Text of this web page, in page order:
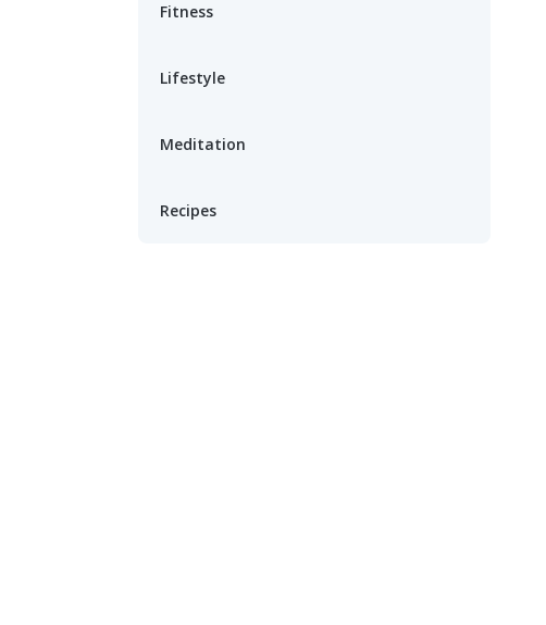
Fitness
Lifestyle
Meditation
Recipes